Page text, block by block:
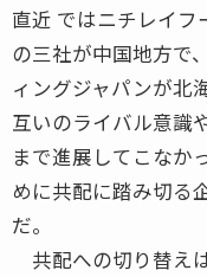
直近 ではニチレイ
の三社が中国地方で
ィングジャパンが北
互いのライバル意識
まで進展してこなか
めに共配に踏み切る
だ。
共配への切り替え